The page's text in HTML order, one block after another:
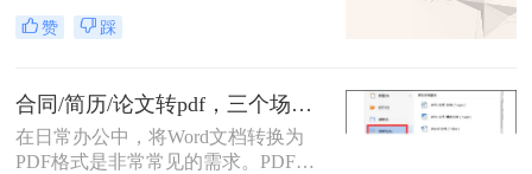
PDF格式不仅能够保持文档的原貌，
确保在不同平台和设备上呈现一致的
呢？本文将介绍三种高效且易于操作
的Word文档转换成PDF的方法，帮助
读者轻松应对这一需求。
赞 踩
合同/简历/论文转pdf，三个场景各自用什么方法快！
在日常办公中，将Word文档转换为
PDF格式是非常常见的需求。PDF文